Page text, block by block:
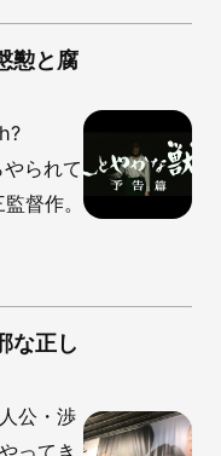
懃と腐
られて
督作。
な正し
公・渉
ってき